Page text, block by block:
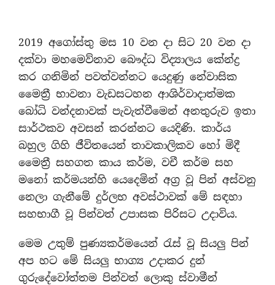
2019 අගෝස්තු මස 10 වන දා සිට 20 වන දා
දක්වා මහමෙව්නාව බෞද්ධ විද්‍යාලය කේන්ද්‍ර
කර ගනිමින් පවත්වන්නට යෙදුණු නේවාසික
මෛත්‍රී භාවනා වැඩසටහන ආශිර්වාදාත්මක
බෝධි වන්දනාවක් පැවැත්වීමෙන් අනතුරුව ඉතා
සාර්ථකව අවසන් කරන්නට යෙදිණි. කාර්ය
බහුල ගිහි ජීවිතයෙන් තාවකාලිකව හෝ මිදී
මෛත්‍රී සහගත කාය කර්ම, වචී කර්ම සහ
මනෝ කර්මයන්හි යෙදෙමින් අග්‍ර වූ පින් අස්වනු
නෙලා ගැනීමේ දුර්ලභ අවස්ථාවක් මේ සඳහා
සහභාගී වූ පින්වත් උපාසක පිරිසට උදාවිය.
මෙම උතුම් පුණ්‍යකර්මයෙන් රැස් වූ සියලු පින්
අප හට මේ සියලු භාග්‍ය උදාකර දුන්
ගුරුදේවෝත්තම පින්වත් ලොකු ස්වාමීන්